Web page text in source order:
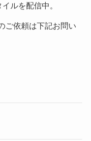
ルを配信中。
ご依頼は下記お問い